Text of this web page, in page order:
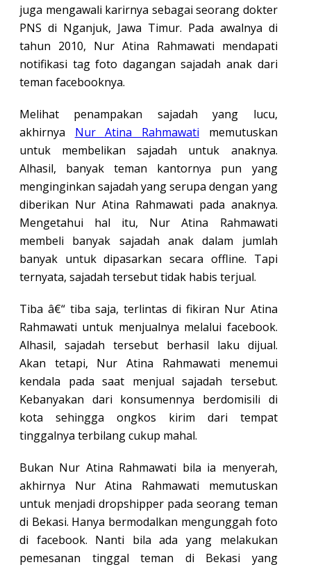
juga mengawali karirnya sebagai seorang dokter
PNS di Nganjuk, Jawa Timur. Pada awalnya di
tahun 2010, Nur Atina Rahmawati mendapati
notifikasi tag foto dagangan sajadah anak dari
teman facebooknya.
Melihat penampakan sajadah yang lucu,
akhirnya Nur Atina Rahmawati memutuskan
untuk membelikan sajadah untuk anaknya.
Alhasil, banyak teman kantornya pun yang
menginginkan sajadah yang serupa dengan yang
diberikan Nur Atina Rahmawati pada anaknya.
Mengetahui hal itu, Nur Atina Rahmawati
membeli banyak sajadah anak dalam jumlah
banyak untuk dipasarkan secara offline. Tapi
ternyata, sajadah tersebut tidak habis terjual.
Tiba â€“ tiba saja, terlintas di fikiran Nur Atina
Rahmawati untuk menjualnya melalui facebook.
Alhasil, sajadah tersebut berhasil laku dijual.
Akan tetapi, Nur Atina Rahmawati menemui
kendala pada saat menjual sajadah tersebut.
Kebanyakan dari konsumennya berdomisili di
kota sehingga ongkos kirim dari tempat
tinggalnya terbilang cukup mahal.
Bukan Nur Atina Rahmawati bila ia menyerah,
akhirnya Nur Atina Rahmawati memutuskan
untuk menjadi dropshipper pada seorang teman
di Bekasi. Hanya bermodalkan mengunggah foto
di facebook. Nanti bila ada yang melakukan
pemesanan tinggal teman di Bekasi yang